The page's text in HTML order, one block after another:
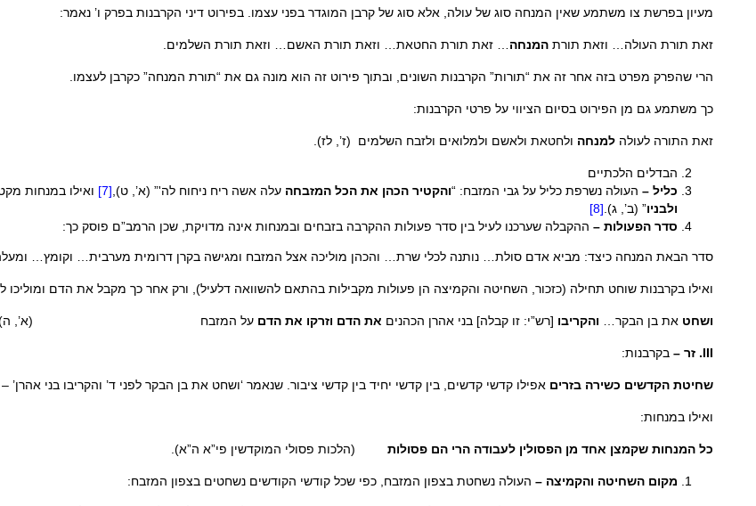
מעיון בפרשת צו משתמע שאין המנחה סוג של עולה, אלא סוג של קרבן המוגדר בפני עצמו. בפירוט דיני הקרבנות בפרק ו’ נאמר:
זאת תורת העולה… וזאת תורת המנחה … זאת תורת החטאת… וזאת תורת האשם… וזאת תורת השלמים.
הרי שהפרק מפרט בזה אחר זה את “תורות” הקרבנות השונים, ובתוך פירוט זה הוא מונה גם את “תורת המנחה” כקרבן לעצמו.
כך משתמע גם מן הפירוט בסיום הציווי על פרטי הקרבנות:
זאת התורה לעולה למנחה ולחטאת ולאשם ולמלואים ולזבח השלמים (ז’, לז).
הבדלים הלכתיים
כליל – העולה נשרפת כליל על גבי המזבח: “והקטיר הכהן את הכל המזבחה עלה אשה ריח ניחוח לה'” (א’, ט), [7] ואילו במנחות
ולבניו” (ב’, ג). [8]
סדר הפעולות – ההקבלה שערכנו לעיל בין סדר פעולות ההקרבה בזבחים ובמנחות אינה מדויקת, שכן הרמב”ם פוסק כך:
סדר הבאת המנחה כיצד: מביא אדם סולת… נותנה לכלי שרת… והכהן מוליכה אצל המזבח ומגישה בקרן דרומית מערבית…
ואילו בקרבנות שוחט תחילה (כזכור, השחיטה והקמיצה הן פעולות מקבילות בהתאם להשוואה דלעיל), ורק אחר כך מקבל את הדם ומוליכו
ושחט את בן הבקר… והקריבו [רש”י: זו קבלה] בני אהרן הכהנים את הדם וזרקו את הדם על המזבח (א’,
III. זר – בקרבנות:
שחיטת הקדשים כשירה בזרים אפילו קדשי קדשים, בין קדשי יחיד בין קדשי ציבור. שנאמר ‘ושחט את בן הבקר לפני ד’ והקריבו
ואילו במנחות:
כל המנחות שקמצן אחד מן הפסולין לעבודה הרי הם פסולות (הלכות פסולי המוקדשין פי”א ה”א).
מקום השחיטה והקמיצה – העולה נשחטת בצפון המזבח, כפי שכל קודשי הקודשים נשחטים בצפון המזבח: